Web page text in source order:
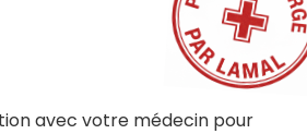
avec votre médecin pour